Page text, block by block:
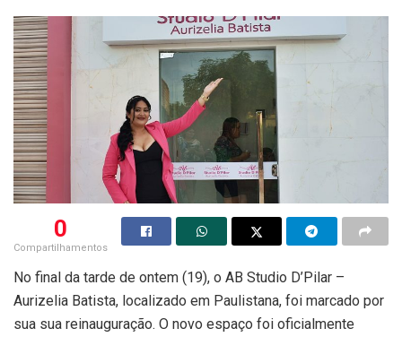
0
Compartilhamentos
No final da tarde de ontem (19), o AB Studio D’Pilar –
Aurizelia Batista, localizado em Paulistana, foi marcado por
sua sua reinauguração. O novo espaço foi oficialmente